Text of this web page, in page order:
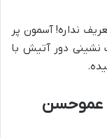
نداره! آسمون پر
نشینی دور آتیش با
عموحسن